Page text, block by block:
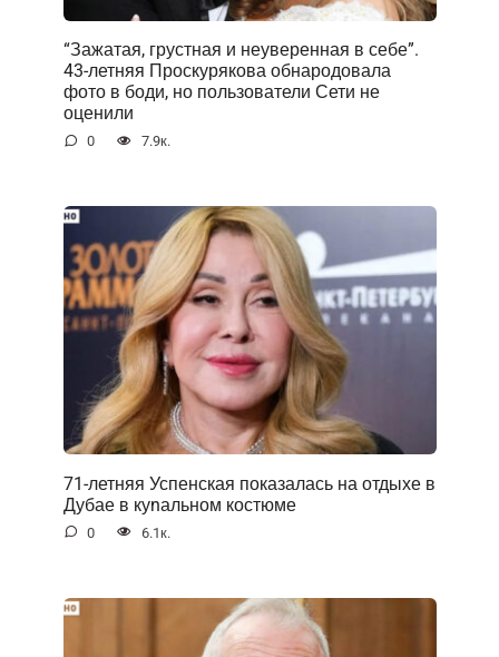
“Зажатая, грустная и неуверенная в себе”.
43-летняя Проскурякова обнародовала
фото в боди, но пользователи Сети не
оценили
0 7.9к.
71-летняя Успенская показалась на отдыхе в
Дубае в куnальном костюме
0 6.1к.